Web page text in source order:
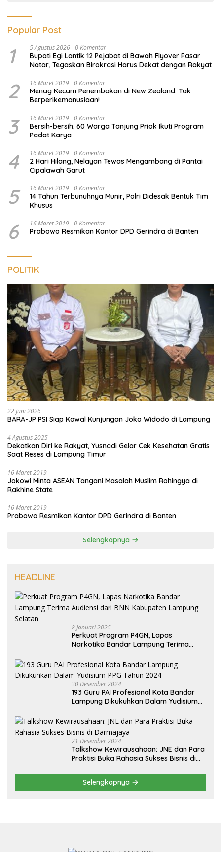
Popular Post
1 5 Agustus 2026 0 Komentar
Bupati Egi Lantik 12 Pejabat di Bawah Flyover Pasar
Natar, Tegaskan Birokrasi Harus Dekat dengan Rakyat
2 16 Maret 2019 0 Komentar
Menag Kecam Penembakan di New Zealand: Tak
Berperikemanusiaan!
3 16 Maret 2019 0 Komentar
Bersih-bersih, 60 Warga Tanjung Priok Ikuti Program
Padat Karya
4 16 Maret 2019 0 Komentar
2 Hari Hilang, Nelayan Tewas Mengambang di Pantai
Cipalawah Garut
5 16 Maret 2019 0 Komentar
14 Tahun Terbunuhnya Munir, Polri Didesak Bentuk Tim
Khusus
6 16 Maret 2019 0 Komentar
Prabowo Resmikan Kantor DPD Gerindra di Banten
POLITIK
22 Juni 2026
BARA-JP PSI Siap Kawal Kunjungan Joko Widodo di Lampung
4 Agustus 2025
Dekatkan Diri ke Rakyat, Yusnadi Gelar Cek Kesehatan Gratis
Saat Reses di Lampung Timur
16 Maret 2019
Jokowi Minta ASEAN Tangani Masalah Muslim Rohingya di
Rakhine State
16 Maret 2019
Prabowo Resmikan Kantor DPD Gerindra di Banten
Selengkapnya
HEADLINE
8 Januari 2025
Perkuat Program P4GN, Lapas
Narkotika Bandar Lampung Terima
Selatan
30 Desember 2024
193 Guru PAI Profesional Kota Bandar
Lampung Dikukuhkan Dalam Yudisium
21 Desember 2024
Talkshow Kewirausahaan: JNE dan Para
Praktisi Buka Rahasia Sukses Bisnis di
Selengkapnya